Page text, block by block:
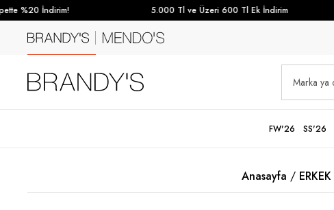
%20 İndirim! 5.000 Tl ve Üzeri 600 Tl Ek İndirim
FW'26 SS'26
Anasayfa ERKEK